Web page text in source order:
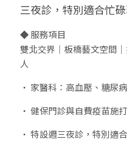
三夜診，特別適合忙碌
◆ 服務項目
雙北交界｜板橋藝文空間
人
• 家醫科：高血壓、糖尿
• 健保門診與自費疫苗施打
• 特設週三夜診，特別適